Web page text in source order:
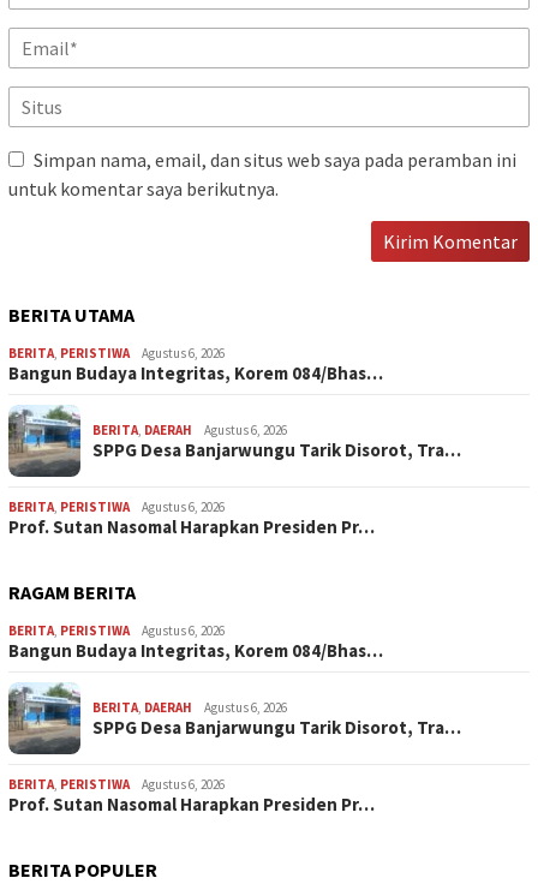
Simpan nama, email, dan situs web saya pada peramban ini
untuk komentar saya berikutnya.
BERITA UTAMA
BERITA, PERISTIWA Agustus 6, 2026
Bangun Budaya Integritas, Korem 084/Bhas…
BERITA, DAERAH Agustus 6, 2026
SPPG Desa Banjarwungu Tarik Disorot, Tra…
BERITA, PERISTIWA Agustus 6, 2026
Prof. Sutan Nasomal Harapkan Presiden Pr…
RAGAM BERITA
BERITA, PERISTIWA Agustus 6, 2026
Bangun Budaya Integritas, Korem 084/Bhas…
BERITA, DAERAH Agustus 6, 2026
SPPG Desa Banjarwungu Tarik Disorot, Tra…
BERITA, PERISTIWA Agustus 6, 2026
Prof. Sutan Nasomal Harapkan Presiden Pr…
BERITA POPULER